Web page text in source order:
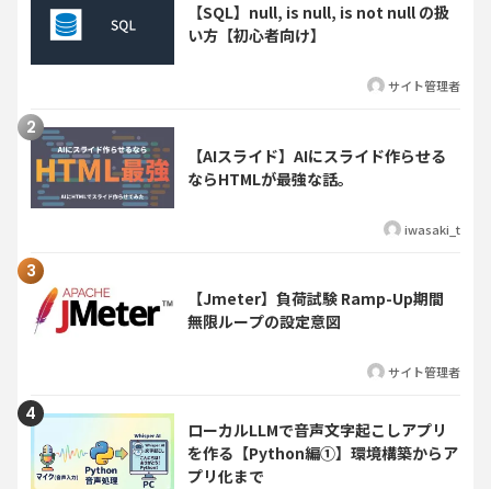
【SQL】null, is null, is not null の扱
い方【初心者向け】
サイト管理者
【AIスライド】AIにスライド作らせる
ならHTMLが最強な話。
iwasaki_t
【Jmeter】負荷試験 Ramp-Up期間
無限ループの設定意図
サイト管理者
ローカルLLMで音声文字起こしアプリ
を作る【Python編①】環境構築からア
プリ化まで